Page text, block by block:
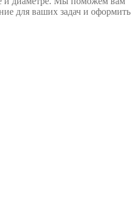
для ваших задач и оформить